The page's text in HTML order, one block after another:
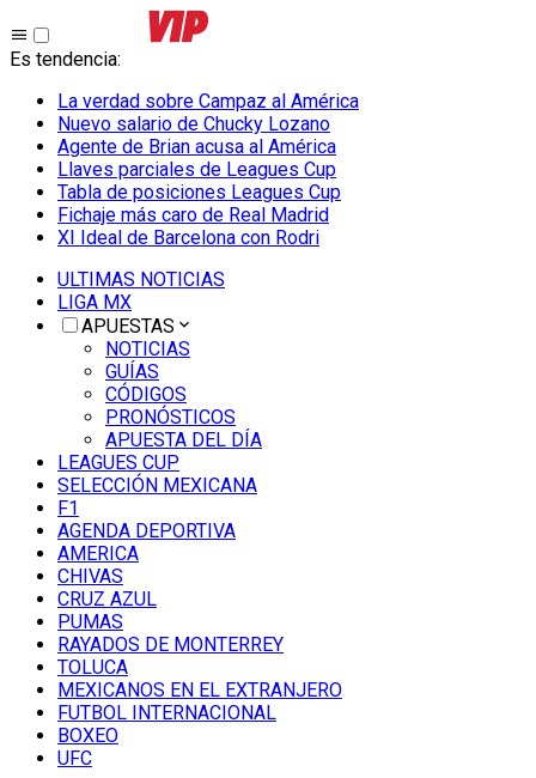
Es tendencia:
La verdad sobre Campaz al América
Nuevo salario de Chucky Lozano
Agente de Brian acusa al América
Llaves parciales de Leagues Cup
Tabla de posiciones Leagues Cup
Fichaje más caro de Real Madrid
XI Ideal de Barcelona con Rodri
ULTIMAS NOTICIAS
LIGA MX
APUESTAS
NOTICIAS
GUÍAS
CÓDIGOS
PRONÓSTICOS
APUESTA DEL DÍA
LEAGUES CUP
SELECCIÓN MEXICANA
F1
AGENDA DEPORTIVA
AMERICA
CHIVAS
CRUZ AZUL
PUMAS
RAYADOS DE MONTERREY
TOLUCA
MEXICANOS EN EL EXTRANJERO
FUTBOL INTERNACIONAL
BOXEO
UFC